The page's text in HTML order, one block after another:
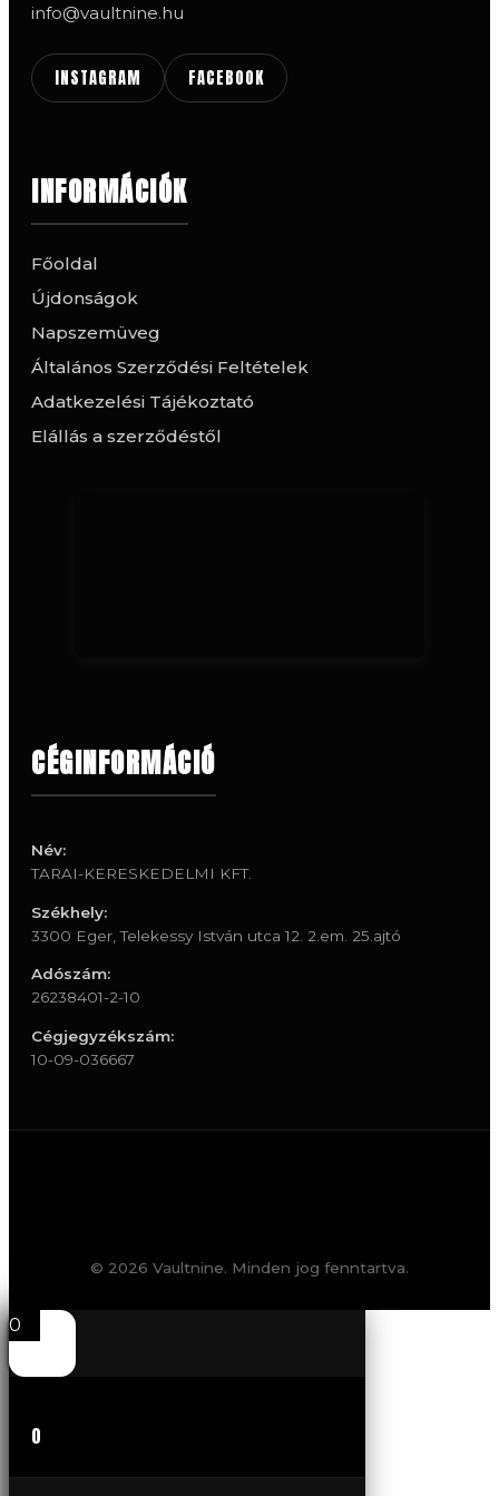
info@vaultnine.hu
INSTAGRAM FACEBOOK
INFORMÁCIÓK
Főoldal
Újdonságok
Napszemüveg
Általános Szerződési Feltételek
Adatkezelési Tájékoztató
Elállás a szerződéstől
CÉGINFORMÁCIÓ
Név:
TARAI-KERESKEDELMI KFT.
Székhely:
3300 Eger, Telekessy István utca 12. 2.em. 25.ajtó
Adószám:
26238401-2-10
Cégjegyzékszám:
10-09-036667
© 2026 Vaultnine. Minden jog fenntartva.
0
0